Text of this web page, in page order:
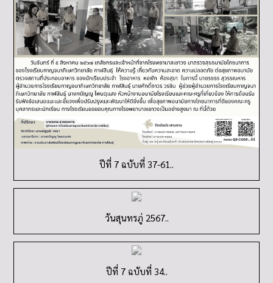
ปีที่ 7 ฉบับที่ 37-61..
วันสุนทรภู่ 2567..
ปีที่ 7 ฉบับที่ 34..